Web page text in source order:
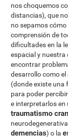
nos choquemos
distancias), que
no sepamos
comprensión de
dificultades en la
espacial y
encontrar
desarrollo como el
(donde existe una
para poder
e interpretarlos en
traumatismo
demencias) o la